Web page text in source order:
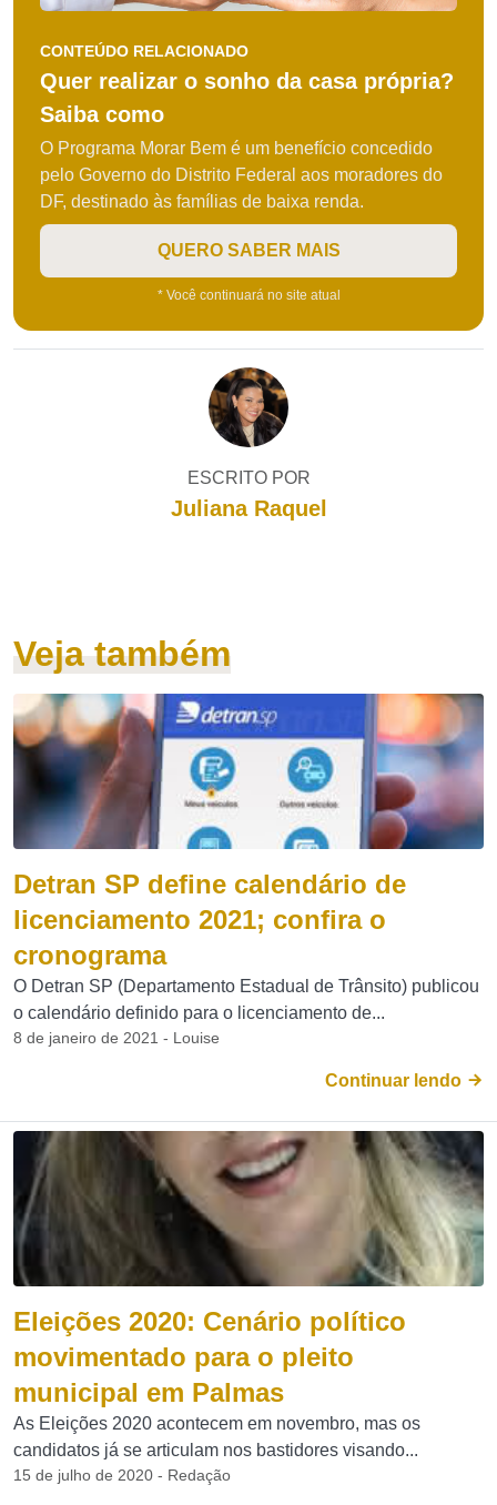
CONTEÚDO RELACIONADO
Quer realizar o sonho da casa própria?
Saiba como
O Programa Morar Bem é um benefício concedido
pelo Governo do Distrito Federal aos moradores do
DF, destinado às famílias de baixa renda.
QUERO SABER MAIS
* Você continuará no site atual
ESCRITO POR
Juliana Raquel
Veja também
Detran SP define calendário de
licenciamento 2021; confira o
cronograma
O Detran SP (Departamento Estadual de Trânsito) publicou
o calendário definido para o licenciamento de...
8 de janeiro de 2021 - Louise
Continuar lendo
Eleições 2020: Cenário político
movimentado para o pleito
municipal em Palmas
As Eleições 2020 acontecem em novembro, mas os
candidatos já se articulam nos bastidores visando...
15 de julho de 2020 - Redação